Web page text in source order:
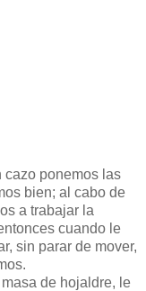
cazo ponemos las
bien; al cabo de
a trabajar la
cuando le
sin parar de mover,
de hojaldre, le